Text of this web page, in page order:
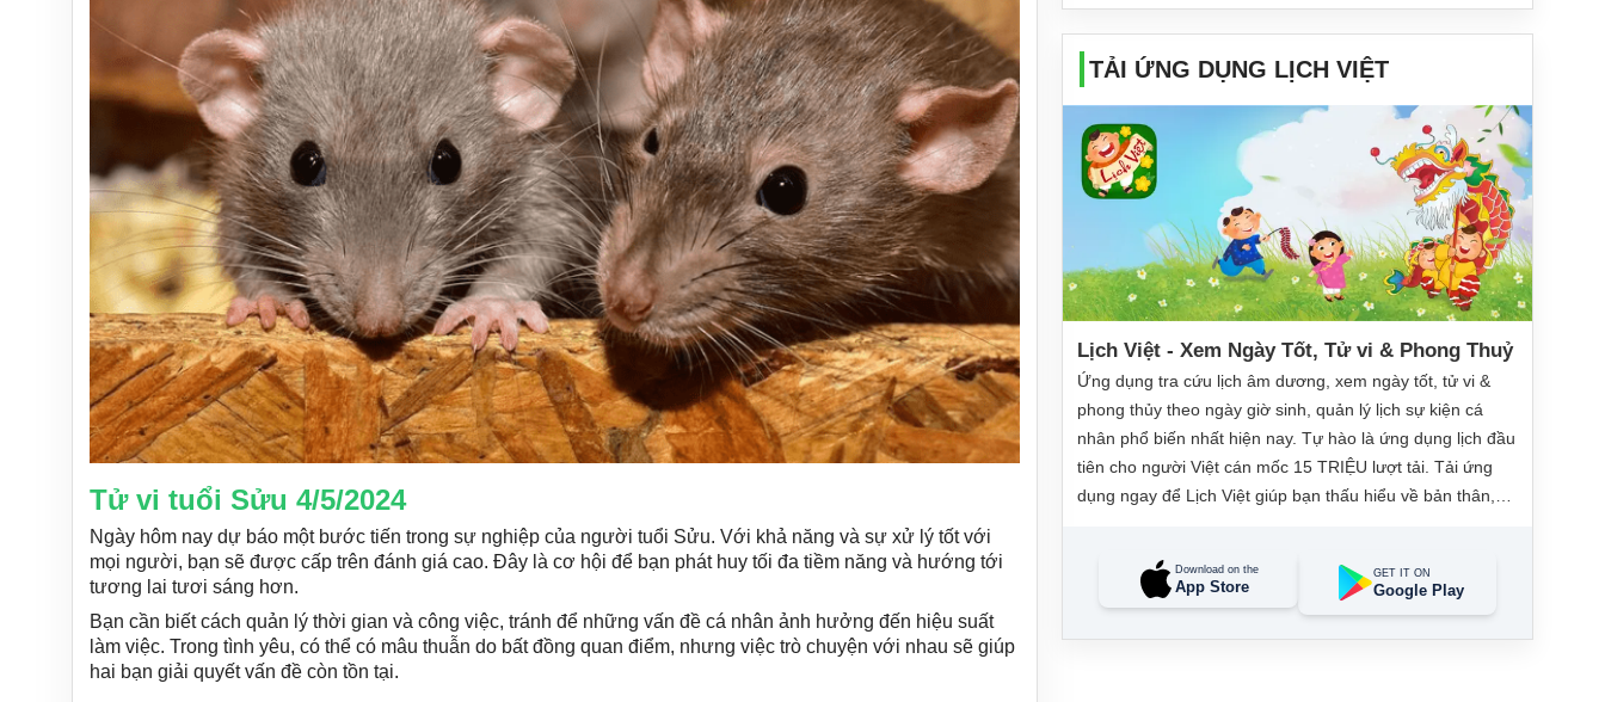
Tử vi tuổi Sửu 4/5/2024
Ngày hôm nay dự báo một bước tiến trong sự nghiệp của người tuổi Sửu. Với khả năng và sự xử lý tốt với
mọi người, bạn sẽ được cấp trên đánh giá cao. Đây là cơ hội để bạn phát huy tối đa tiềm năng và hướng tới
tương lai tươi sáng hơn.
Bạn cần biết cách quản lý thời gian và công việc, tránh để những vấn đề cá nhân ảnh hưởng đến hiệu suất
làm việc. Trong tình yêu, có thể có mâu thuẫn do bất đồng quan điểm, nhưng việc trò chuyện với nhau sẽ giúp
hai bạn giải quyết vấn đề còn tồn tại.
TẢI ỨNG DỤNG LỊCH VIỆT
Lịch Việt - Xem Ngày Tốt, Tử vi & Phong Thuỷ
Ứng dụng tra cứu lịch âm dương, xem ngày tốt, tử vi &
phong thủy theo ngày giờ sinh, quản lý lịch sự kiện cá
nhân phổ biến nhất hiện nay. Tự hào là ứng dụng lịch đầu
tiên cho người Việt cán mốc 15 TRIỆU lượt tải. Tải ứng
dụng ngay để Lịch Việt giúp bạn thấu hiểu về bản thân,
Download on the
App Store
GET IT ON
Google Play